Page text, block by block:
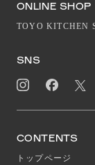
ONLINE SHOP
TOYO KITCHEN
SNS
CONTENTS
トップページ